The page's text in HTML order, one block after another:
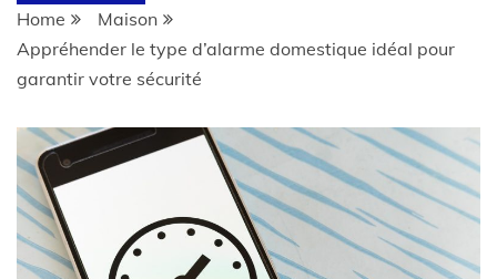
Home
Maison
Appréhender le type d’alarme domestique idéal pour
garantir votre sécurité